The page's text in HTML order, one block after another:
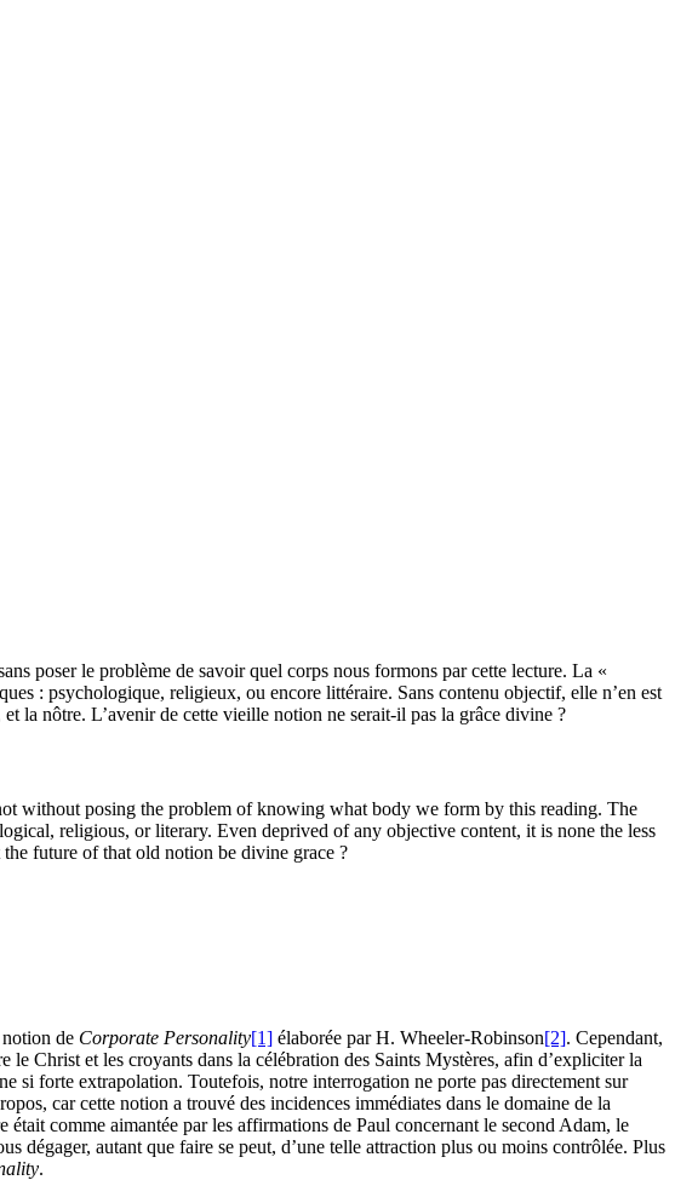
poser le problème de savoir quel corps nous formons par cette lecture. La «
: psychologique, religieux, ou encore littéraire. Sans contenu objectif, elle n’en est
la nôtre. L’avenir de cette vieille notion ne serait-il pas la grâce divine ?
without posing the problem of knowing what body we form by this reading. The
religious, or literary. Even deprived of any objective content, it is none the less
future of that old notion be divine grace ?
de Corporate Personality[1] élaborée par H. Wheeler-Robinson[2]. Cependant,
Christ et les croyants dans la célébration des Saints Mystères, afin d’expliciter la
si forte extrapolation. Toutefois, notre interrogation ne porte pas directement sur
car cette notion a trouvé des incidences immédiates dans le domaine de la
comme aimantée par les affirmations de Paul concernant le second Adam, le
dégager, autant que faire se peut, d’une telle attraction plus ou moins contrôlée. Plus
.